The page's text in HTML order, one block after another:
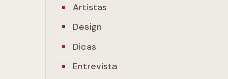
Artistas
Design
Dicas
Entrevista